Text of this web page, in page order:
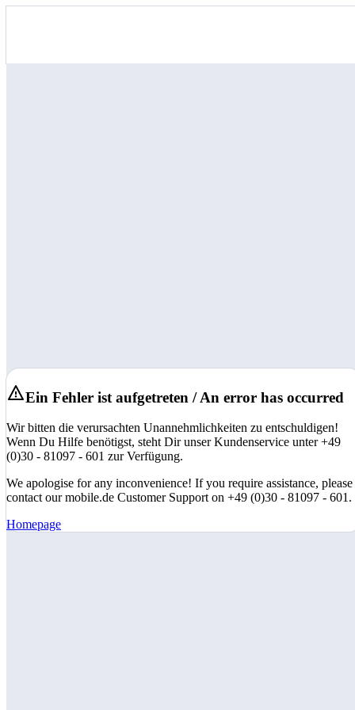
Ein Fehler ist aufgetreten / An error has occurred
Wir bitten die verursachten Unannehmlichkeiten zu entschuldigen!
Wenn Du Hilfe benötigst, steht Dir unser Kundenservice unter +49
(0)30 - 81097 - 601 zur Verfügung.
We apologise for any inconvenience! If you require assistance, please
contact our mobile.de Customer Support on +49 (0)30 - 81097 - 601.
Homepage